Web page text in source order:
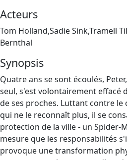
Acteurs
Tom Holland,Sadie Sink,Tramell
Bernthal
Synopsis
Quatre ans se sont écoulés,
seul, s'est volontairement effacé
de ses proches. Luttant contre le
qui ne le reconnaît plus, il se
protection de la ville - un Spider-
mesure que les responsabilités
provoque une transformation